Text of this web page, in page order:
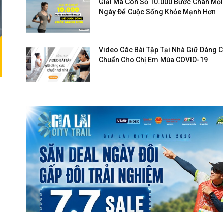
Giải Mã Con Số 10.000 Bước Chân Mỗi
Ngày Để Cuộc Sống Khỏe Mạnh Hơn
Video Các Bài Tập Tại Nhà Giữ Dáng
Chuẩn Cho Chị Em Mùa COVID-19